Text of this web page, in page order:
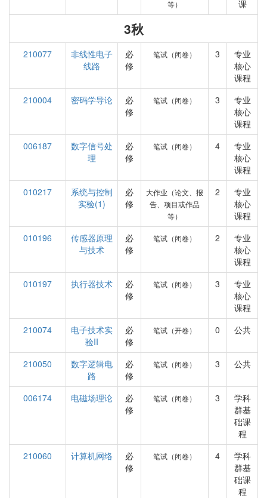
等） 课
3秋
210077
非线性电子
线路
必
修
笔试（闭卷） 3
专业
核心
课程
210004
密码学导论
必
修
笔试（闭卷） 3
专业
核心
课程
006187
数字信号处
理
必
修
笔试（闭卷） 4
专业
核心
课程
010217
系统与控制
实验(1)
必
修
大作业（论文、报
告、项目或作品
等）
2
专业
核心
课程
010196
传感器原理
与技术
必
修
笔试（闭卷） 2
专业
核心
课程
010197
执行器技术
必
修
笔试（闭卷） 3
专业
核心
课程
210074
电子技术实
验II
必
修
笔试（开卷） 0 公共
210050
数字逻辑电
路
必
修
笔试（闭卷） 3 公共
006174 电磁场理论
必
修
笔试（闭卷） 3
学科
群基
础课
程
210060
计算机网络
必
修
笔试（闭卷） 4
学科
群基
础课
程